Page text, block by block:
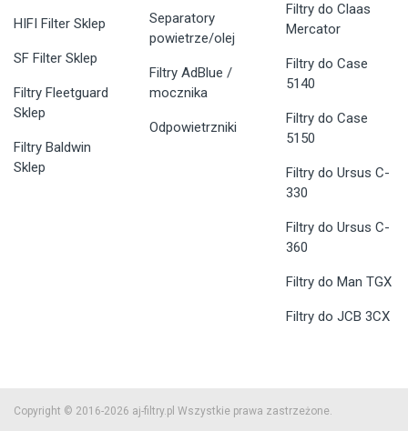
HIFI Filter Sklep
SF Filter Sklep
Filtry Fleetguard
Sklep
Filtry Baldwin
Sklep
Separatory
powietrze/olej
Filtry AdBlue /
mocznika
Odpowietrzniki
Filtry do Claas
Mercator
Filtry do Case
5140
Filtry do Case
5150
Filtry do Ursus C-
330
Filtry do Ursus C-
360
Filtry do Man TGX
Filtry do JCB 3CX
Copyright © 2016-2026 aj-filtry.pl Wszystkie prawa zastrzeżone.